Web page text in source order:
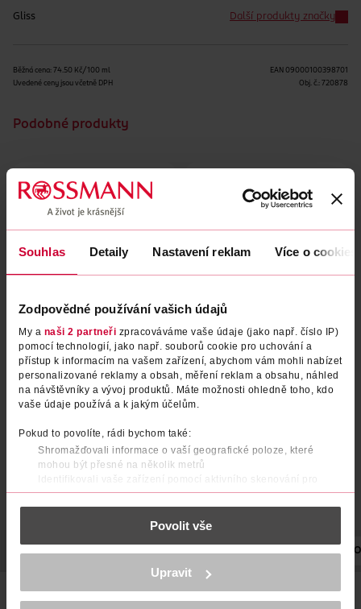
Souhlas Detaily Nastavení reklam Více o cookies
Zodpovědné používání vašich údajů
My a naši 2 partneři zpracováváme vaše údaje (jako např. číslo IP)
pomocí technologií, jako např. souborů cookie pro uchování a
přístup k informacím na vašem zařízení, abychom vám mohli nabízet
personalizované reklamy a obsah, měření reklam a obsahu, náhled
na návštěvníky a vývoj produktů. Máte možnosti ohledně toho, kdo
vaše údaje používá a k jakým účelům.
Pokud to povolíte, rádi bychom také:
Shromažďovali informace o vaší geografické poloze, které
mohou být přesné na několik metrů
Identifikovali vaše zařízení pomocí aktivního skenování pro
konkrétní charakteristiky (otisk prstu)
Zjistěte více o tom, jak zpracováváme vaše osobní údaje, a nastavte
části s podrobnostmi . Svůj souhlas můžete kdykoliv
K provozu stránek, personalizaci obsahu a reklam, funkcí sociálních
médií, analýze návštěvnosti, které mohou nést osobní údaje.
Více najdete vprohlášení o ochraně osobních údajů.
Povolit vše
Upravit
Gliss Další produkty značky
Běžná cena: 74.50 Kč/100 ml
Uvedené ceny jsou včetně DPH
EAN 09000100398701
Obj. č.: 720878
Podobné produkty
Regenerační expres balzám
Total Repair s
hydrolyzovaným keratinem
Gliss
149 Kč
DO KOŠÍKU
Obj. č.: 357296
Regenerační expres balzám na
barvené vlasy Color Perfector
Gliss
Obj. č.: 303941
MÁTE HRUBÉ VLASY S ROZTŘEPENÝMI KONEČKY? Vaše vlasy
mohou být namáhány každodenním česáním a stylingem,